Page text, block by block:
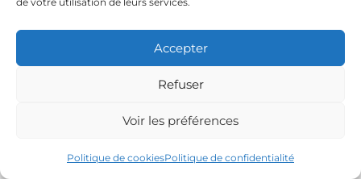
Accepter
Refuser
Voir les préférences
Politique de cookiesPolitique de confidentialité